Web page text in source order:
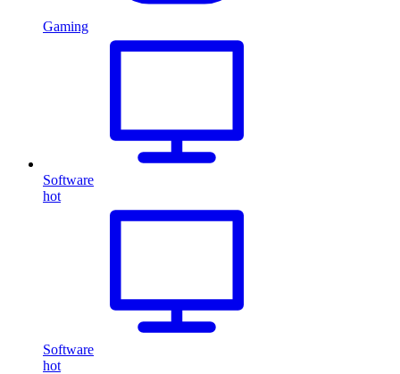
Gaming
Software
hot
Software
hot